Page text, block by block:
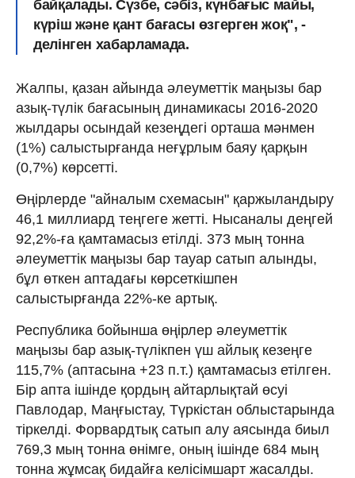
байқалады. Сүзбе, сәбіз, күнбағыс майы,
күріш және қант бағасы өзгерген жоқ", -
делінген хабарламада.
Жалпы, қазан айында әлеуметтік маңызы бар
азық-түлік бағасының динамикасы 2016-2020
жылдары осындай кезеңдегі орташа мәнмен
(1%) салыстырғанда неғұрлым баяу қарқын
(0,7%) көрсетті.
Өңірлерде "айналым схемасын" қаржыландыру
46,1 миллиард теңгеге жетті. Нысаналы деңгей
92,2%-ға қамтамасыз етілді. 373 мың тонна
әлеуметтік маңызы бар тауар сатып алынды,
бұл өткен аптадағы көрсеткішпен
салыстырғанда 22%-ке артық.
Республика бойынша өңірлер әлеуметтік
маңызы бар азық-түлікпен үш айлық кезеңге
115,7% (аптасына +23 п.т.) қамтамасыз етілген.
Бір апта ішінде қордың айтарлықтай өсуі
Павлодар, Маңғыстау, Түркістан облыстарында
тіркелді. Форвардтық сатып алу аясында биыл
769,3 мың тонна өнімге, оның ішінде 684 мың
тонна жұмсақ бидайға келісімшарт жасалды.